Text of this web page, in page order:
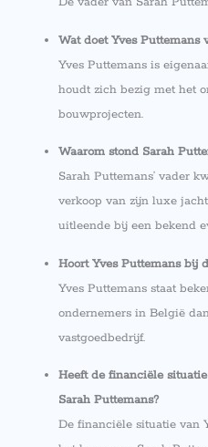
Wat doet Yves Puttemans
Yves Puttemans is
houdt zich bezig met het
bouwprojecten.
Waarom stond Sarah
Sarah Puttemans’ vader
verkoop van zijn luxe
uitleende bij een bekend
Hoort Yves Puttemans bij
Yves Puttemans staat
ondernemers in België
vastgoedbedrijf.
Heeft de financiële
Sarah Puttemans?
De financiële situatie van